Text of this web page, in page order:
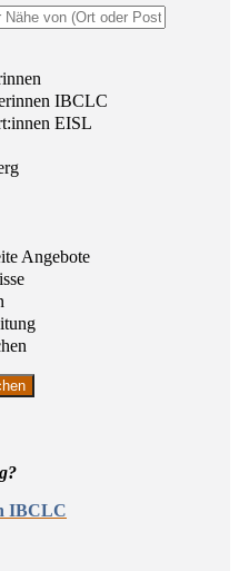
IBCLC
EISL
Angebote
IBCLC